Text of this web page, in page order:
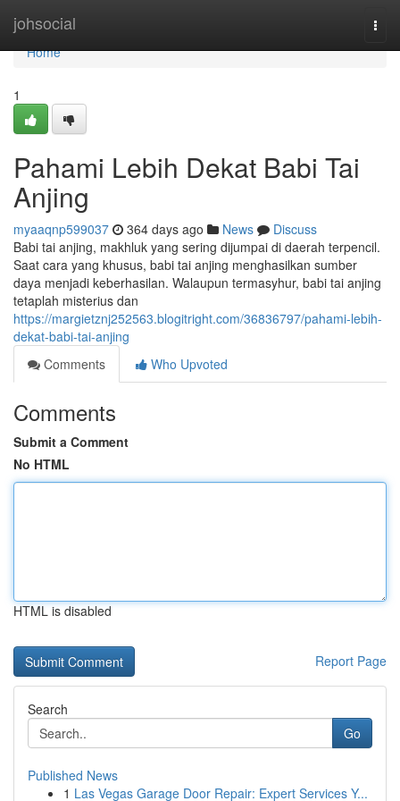
johsocial
Home
Home
1
Pahami Lebih Dekat Babi Tai
Anjing
myaaqnp599037 364 days ago News
Discuss
Babi tai anjing, makhluk yang sering dijumpai di daerah terpencil.
Saat cara yang khusus, babi tai anjing menghasilkan sumber
daya menjadi keberhasilan. Walaupun termasyhur, babi tai anjing
tetaplah misterius dan
https://margietznj252563.blogitright.com/36836797/pahami-lebih-
dekat-babi-tai-anjing
Comments
Who Upvoted
Comments
Submit a Comment
No HTML
HTML is disabled
Report Page
Search
Go
Published News
1 Las Vegas Garage Door Repair: Expert Services Y...